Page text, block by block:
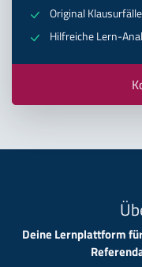
Original
Hilfreiche Lern-
Deine Lernplattform